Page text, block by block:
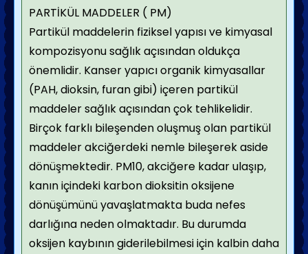
PARTİKÜL MADDELER ( PM)
Partikül maddelerin fiziksel yapısı ve kimyasal
kompozisyonu sağlık açısından oldukça
önemlidir. Kanser yapıcı organik kimyasallar
(PAH, dioksin, furan gibi) içeren partikül
maddeler sağlık açısından çok tehlikelidir.
Birçok farklı bileşenden oluşmuş olan partikül
maddeler akciğerdeki nemle bileşerek aside
dönüşmektedir. PM10, akciğere kadar ulaşıp,
kanın içindeki karbon dioksitin oksijene
dönüşümünü yavaşlatmakta buda nefes
darlığına neden olmaktadır. Bu durumda
oksijen kaybının giderilebilmesi için kalbin daha